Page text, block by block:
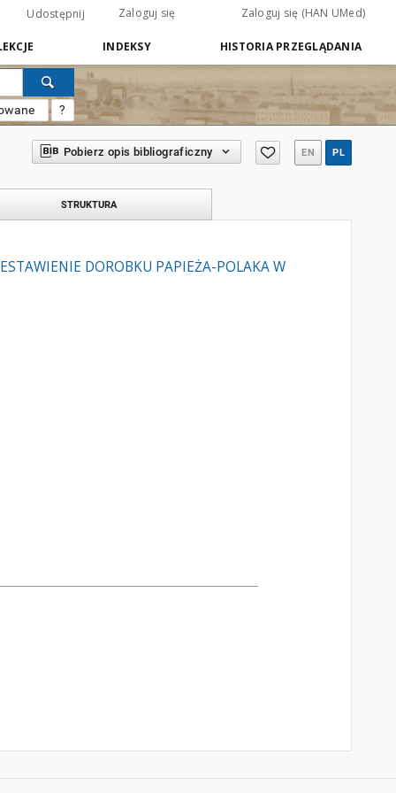
Udostępnij Zaloguj się Zaloguj się (HAN UMed)
INDEKSY HISTORIA PRZEGLĄDANIA
?
Pobierz opis bibliograficzny EN PL
STRUKTURA
DOROBKU PAPIEŻA-POLAKA W